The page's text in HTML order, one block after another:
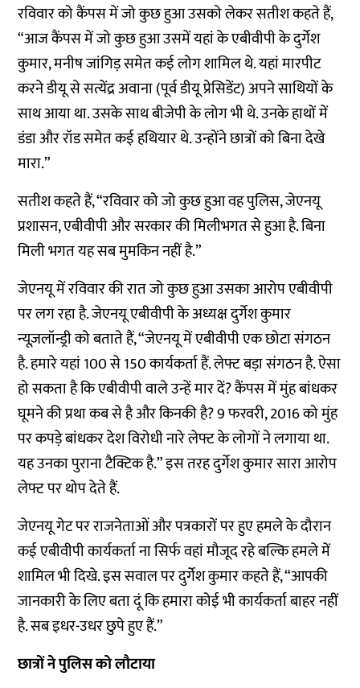
रविवार को कैंपस में जो कुछ हुआ उसको लेकर सतीश कहते हैं,
“आज कैंपस में जो कुछ हुआ उसमें यहां के एबीवीपी के दुर्गेश
कुमार, मनीष जांगिड़ समेत कई लोग शामिल थे. यहां मारपीट
करने डीयू से सत्येंद्र अवाना (पूर्व डीयू प्रेसिडेंट) अपने साथियों के
साथ आया था. उसके साथ बीजेपी के लोग भी थे. उनके हाथों में
डंडा और रॉड समेत कई हथियार थे. उन्होंने छात्रों को बिना देखे
मारा.”
सतीश कहते हैं, “रविवार को जो कुछ हुआ वह पुलिस, जेएनयू
प्रशासन, एबीवीपी और सरकार की मिलीभगत से हुआ है. बिना
मिली भगत यह सब मुमकिन नहीं है.”
जेएनयू में रविवार की रात जो कुछ हुआ उसका आरोप एबीवीपी
पर लग रहा है. जेएनयू एबीवीपी के अध्यक्ष दुर्गेश कुमार
न्यूज़लॉन्ड्री को बताते हैं, “जेएनयू में एबीवीपी एक छोटा संगठन
है. हमारे यहां 100 से 150 कार्यकर्ता हैं. लेफ्ट बड़ा संगठन है. ऐसा
हो सकता है कि एबीवीपी वाले उन्हें मार दें? कैंपस में मुंह बांधकर
घूमने की प्रथा कब से है और किनकी है? 9 फरवरी, 2016 को मुंह
पर कपड़े बांधकर देश विरोधी नारे लेफ्ट के लोगों ने लगाया था.
यह उनका पुराना टैक्टिक है.” इस तरह दुर्गेश कुमार सारा आरोप
लेफ्ट पर थोप देते हैं.
जेएनयू गेट पर राजनेताओं और पत्रकारों पर हुए हमले के दौरान
कई एबीवीपी कार्यकर्ता ना सिर्फ वहां मौजूद रहे बल्कि हमले में
शामिल भी दिखे. इस सवाल पर दुर्गेश कुमार कहते हैं, “आपकी
जानकारी के लिए बता दूं कि हमारा कोई भी कार्यकर्ता बाहर नहीं
है. सब इधर-उधर छुपे हुए हैं.”
छात्रों ने पुलिस को लौटाया